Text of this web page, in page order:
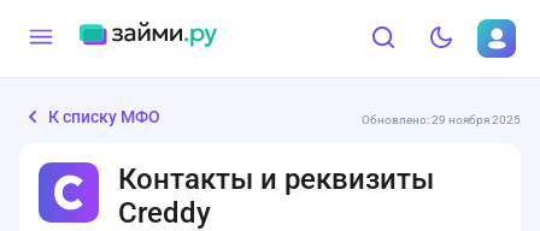
К списку МФО Обновлено: 29 ноября 2025
Контакты и реквизиты
Creddy